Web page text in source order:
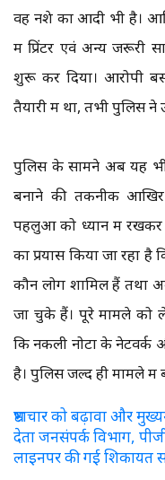
वह नशे का आदी भी है।
में प्रिंटर एवं अन्य जरूरी
शुरू कर दिया। आरोपी
तैयारी में था, तभी पुलिस ने
पुलिस के सामने अब यह
बनाने की तकनीक
पहलुओं को ध्यान में रखकर
का प्रयास किया जा रहा
कौन लोग शामिल हैं तथा
जा चुके हैं। पूरे मामले को
कि नकली नोटों के नेटवर्क
है। पुलिस जल्द ही मामले में
भ्रष्टाचार को बढ़ावा और
देता जनसंपर्क विभाग,
लाइनपर की गई शिकायत